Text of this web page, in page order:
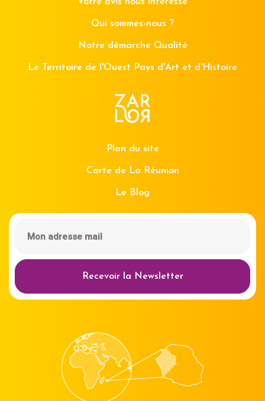
Qui sommes-nous ?
Notre démarche Qualité
Le Territoire de l'Ouest Pays d'Art et d'Histoire
Plan du site
Carte de La Réunion
Le Blog
Recevoir la Newsletter